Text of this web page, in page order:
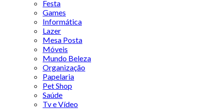
Festa
Games
Informática
Lazer
Mesa Posta
Móveis
Mundo Beleza
Organização
Papelaria
Pet Shop
Saúde
Tv e Vídeo